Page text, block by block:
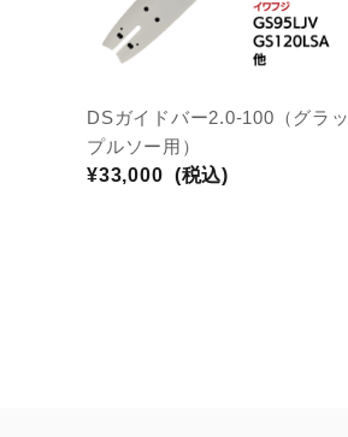
DSガイドバー2.0-100（グラッ
プルソー用）
¥33,000 (税込)